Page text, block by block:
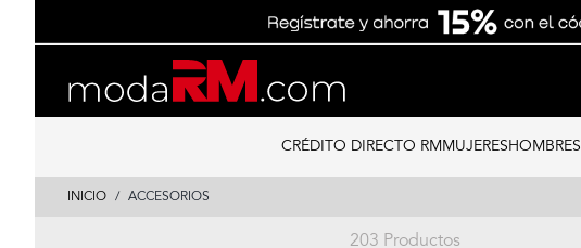
content
navigation
CRÉDITO DIRECTO RMMUJERESHOMBRES
INICIO ACCESORIOS
203 Productos